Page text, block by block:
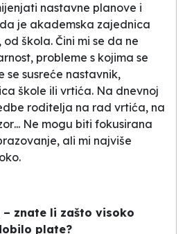
nastavne planove i
je akademska zajednica
škola. Čini mi se da ne
probleme s kojima se
se susreće nastavnik,
škole ili vrtića. Na dnevnoj
roditelja na rad vrtića, na
... Ne mogu biti fokusirana
ali mi najviše
znate li zašto visoko
plate?